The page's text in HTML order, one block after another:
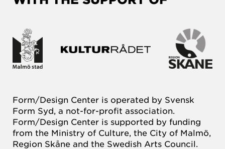
Form/Design Center is operated by Svensk
Form Syd, a not-for-profit association.
Form/Design Center is supported by funding
from the Ministry of Culture, the City of Malmö,
Region Skåne and the Swedish Arts Council.